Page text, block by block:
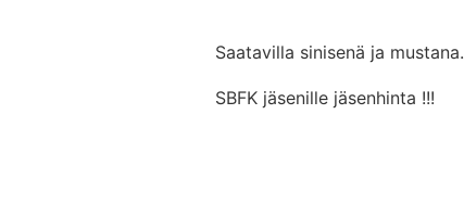
Saatavilla sinisenä ja mustana.
SBFK jäsenille jäsenhinta !!!